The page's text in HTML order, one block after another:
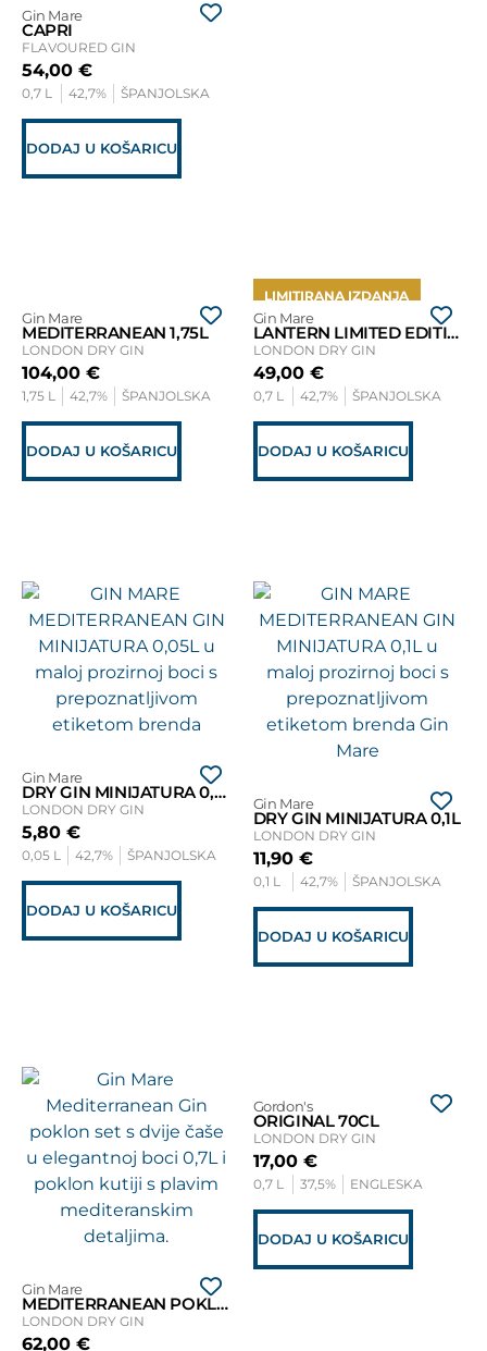
Gin Mare
CAPRI
FLAVOURED GIN
54,00 €
0,7 L 42,7% ŠPANJOLSKA
DODAJ U KOŠARICU
Gin Mare
MEDITERRANEAN 1,75L
LONDON DRY GIN
104,00 €
1,75 L 42,7% ŠPANJOLSKA
DODAJ U KOŠARICU
LIMITIRANA IZDANJA
Gin Mare
LANTERN LIMITED EDITION
LONDON DRY GIN
49,00 €
0,7 L 42,7% ŠPANJOLSKA
DODAJ U KOŠARICU
Gin Mare
DRY GIN MINIJATURA 0,05L
LONDON DRY GIN
5,80 €
0,05 L 42,7% ŠPANJOLSKA
DODAJ U KOŠARICU
Gin Mare
DRY GIN MINIJATURA 0,1L
LONDON DRY GIN
11,90 €
0,1 L 42,7% ŠPANJOLSKA
DODAJ U KOŠARICU
Gin Mare
MEDITERRANEAN POKLON SET
LONDON DRY GIN
62,00 €
Gordon's
ORIGINAL 70CL
LONDON DRY GIN
17,00 €
0,7 L 37,5% ENGLESKA
DODAJ U KOŠARICU